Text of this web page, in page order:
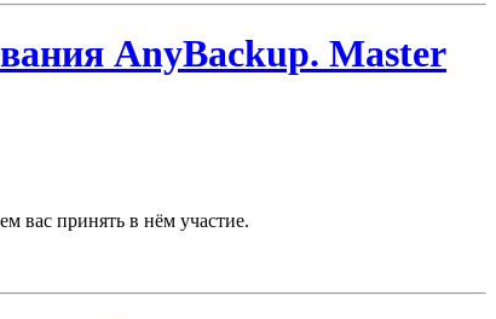
AnyBackup. Master
вас принять в нём участие.